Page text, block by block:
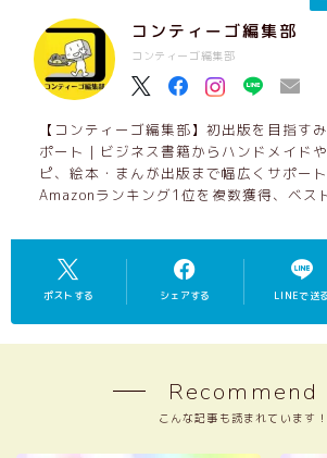
作品集コース
レシピ集コース
ペーパーバックコース
出版つみあげ会（継続コミュニ
コンティーゴ編集部・認定パー
ついて
コンティーゴ編集部
コンティーゴ編集部
【コンティーゴ編集部】初出版を目指す
ポート｜ビジネス書籍からハンドメイド
ピ、絵本・まんが出版まで幅広くサポー
Amazonランキング1位を複数獲得、ベス
ポストする シェアする LINEで送る
Recommend
こんな記事も読まれています！